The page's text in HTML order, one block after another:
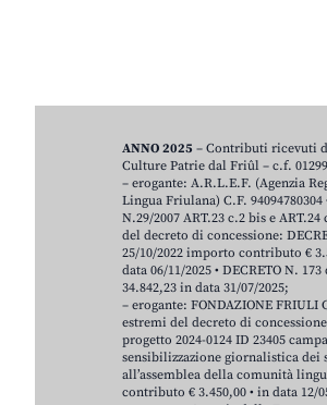
ANNO 2025 – Contributi ricevuti
Culture Patrie dal Friûl – c.f.
– erogante: A.R.L.E.F. (Agenzia
Lingua Friulana) C.F.
N.29/2007 ART.23 c.2 bis e ART.24
del decreto di concessione:
25/10/2022 importo contributo €
data 06/11/2025 • DECRETO N.
34.842,23 in data 31/07/2025;
– erogante: FONDAZIONE FRIULI
estremi del decreto di
progetto 2024-0124 ID 23405
sensibilizzazione giornalistica dei
all’assemblea della comunità
contributo € 3.450,00 • in data 12/